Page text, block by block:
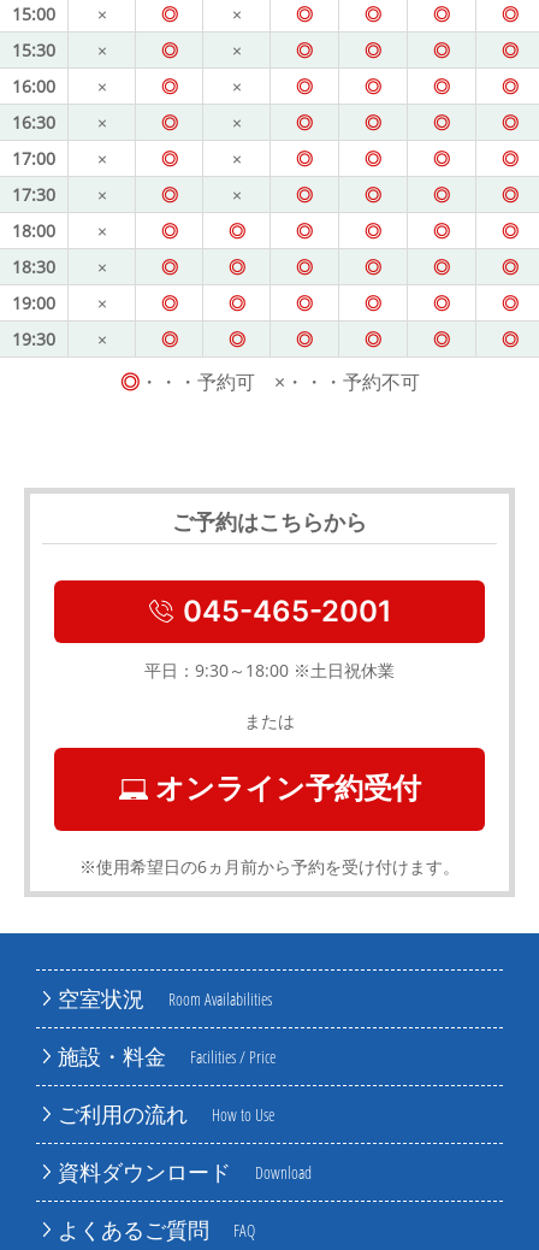
空室状況 Room Availabilities
施設・料金 Facilities / Price
ご利用の流れ How to Use
資料ダウンロード Download
よくあるご質問 FAQ
15:00
× ◎ × ◎ ◎ ◎
◎
15:30
× ◎ × ◎ ◎ ◎
◎
16:00
× ◎ × ◎ ◎ ◎
◎
16:30
× ◎ × ◎ ◎ ◎
◎
17:00
× ◎ × ◎ ◎ ◎
◎
17:30
× ◎ × ◎ ◎ ◎
◎
18:00
× ◎ ◎ ◎ ◎ ◎
◎
18:30
× ◎ ◎ ◎ ◎ ◎
◎
19:00
× ◎ ◎ ◎ ◎ ◎
◎
19:30
× ◎ ◎ ◎ ◎ ◎ ◎
◎・・・予約可 ×・・・予約不可
ご予約はこちらから
045-465-2001
平日：9:30～18:00 ※土日祝休業
または
オンライン予約受付
※使用希望日の6ヵ月前から予約を受け付けます。